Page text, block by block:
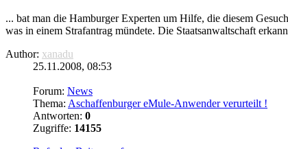
... bat man die Hamburger Experten um Hilfe, die diesem
was in einem Strafantrag mündete. Die Staatsanwaltschaft
Author: xanadu
25.11.2008, 08:53
Forum: News
Thema: Aschaffenburger eMule-Anwender verurteilt !
Antworten: 0
Zugriffe: 14155